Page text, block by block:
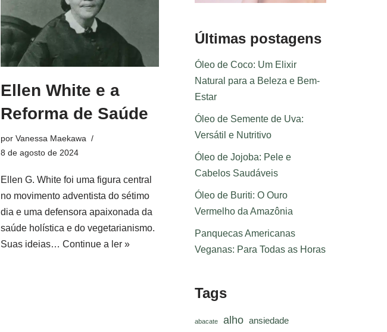
Ellen White e a
Reforma de Saúde
por Vanessa Maekawa
8 de agosto de 2024
Ellen G. White foi uma figura central
no movimento adventista do sétimo
dia e uma defensora apaixonada da
saúde holística e do vegetarianismo.
Suas ideias… Continue a ler »
Últimas postagens
Óleo de Coco: Um Elixir
Natural para a Beleza e Bem-
Estar
Óleo de Semente de Uva:
Versátil e Nutritivo
Óleo de Jojoba: Pele e
Cabelos Saudáveis
Óleo de Buriti: O Ouro
Vermelho da Amazônia
Panquecas Americanas
Veganas: Para Todas as Horas
Tags
abacate alho ansiedade